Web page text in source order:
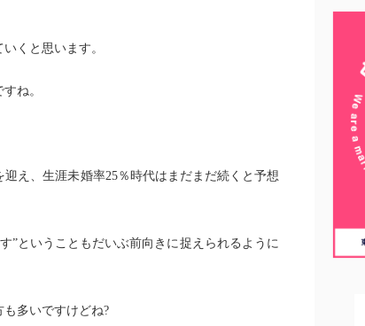
くと思います。
ね。
え、生涯未婚率25％時代はまだまだ続くと予想
”ということもだいぶ前向きに捉えられるように
多いですけどね?